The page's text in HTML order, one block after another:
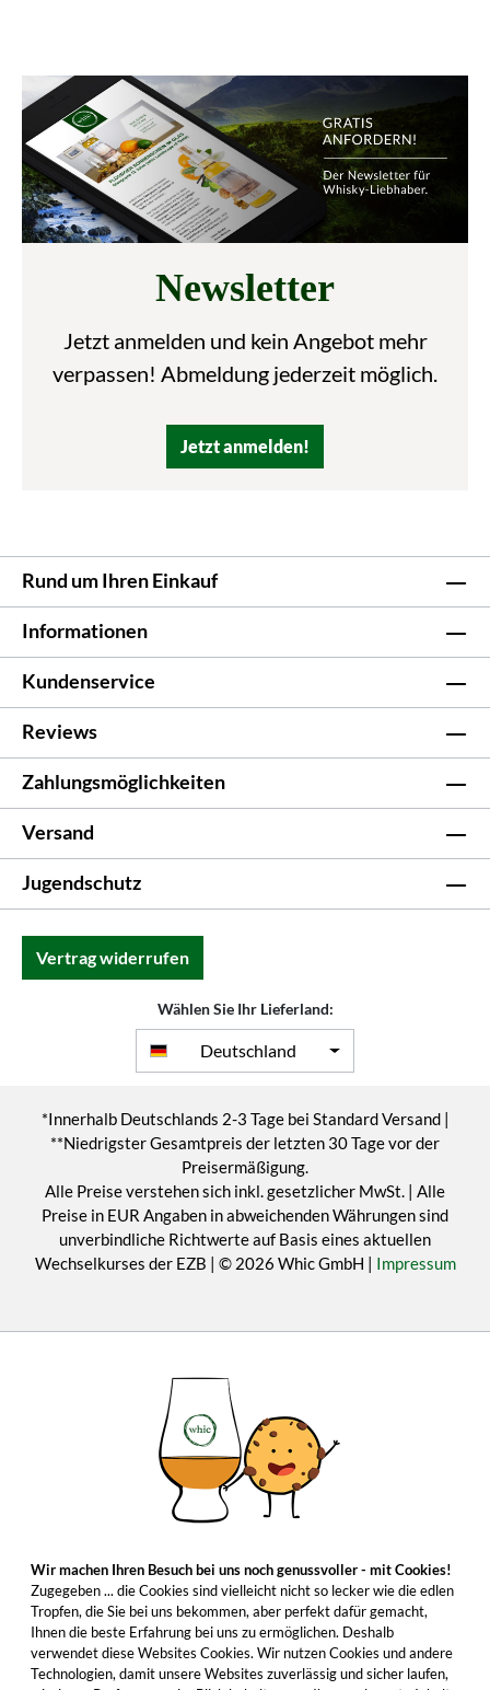
Newsletter
Jetzt anmelden und kein Angebot mehr
verpassen! Abmeldung jederzeit möglich.
Jetzt anmelden!
Rund um Ihren Einkauf
Informationen
Kundenservice
Reviews
Zahlungsmöglichkeiten
Versand
Jugendschutz
Vertrag widerrufen
Wählen Sie Ihr Lieferland:
Deutschland
*Innerhalb Deutschlands 2-3 Tage bei Standard Versand |
**Niedrigster Gesamtpreis der letzten 30 Tage vor der
Preisermäßigung.
Alle Preise verstehen sich inkl. gesetzlicher MwSt. | Alle
Preise in EUR Angaben in abweichenden Währungen sind
unverbindliche Richtwerte auf Basis eines aktuellen
Wechselkurses der EZB | © 2026 Whic GmbH | Impressum
Wir machen Ihren Besuch bei uns noch genussvoller - mit Cookies!
Zugegeben ... die Cookies sind vielleicht nicht so lecker wie die edlen
Tropfen, die Sie bei uns bekommen, aber perfekt dafür gemacht,
Ihnen die beste Erfahrung bei uns zu ermöglichen. Deshalb
verwendet diese Websites Cookies. Wir nutzen Cookies und andere
Technologien, damit unsere Websites zuverlässig und sicher laufen,